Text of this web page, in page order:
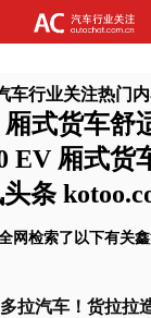
车行业关注热门
式货车舒
EV 厢式货
条
网检索了以下有关
多拉汽车！货拉拉